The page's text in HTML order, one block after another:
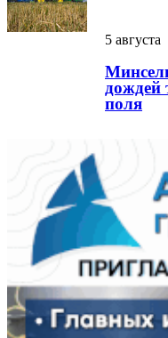
5 августа
дождей
поля